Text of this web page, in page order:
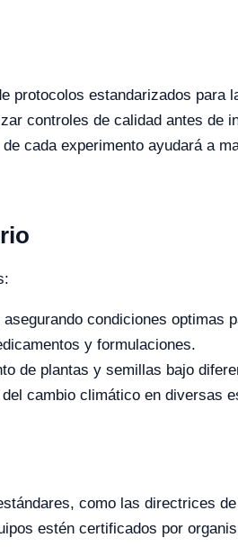
protocolos estandarizados para
controles de calidad antes de
cada experimento ayudará a
condiciones optimas
y formulaciones.
de plantas y semillas bajo
cambio climático en diversas
como las directrices
estén certificados por